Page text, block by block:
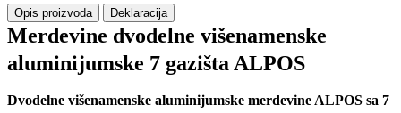
Opis proizvoda Deklaracija
Merdevine dvodelne višenamenske
aluminijumske 7 gazišta ALPOS
Dvodelne višenamenske aluminijumske merdevine ALPOS sa 7